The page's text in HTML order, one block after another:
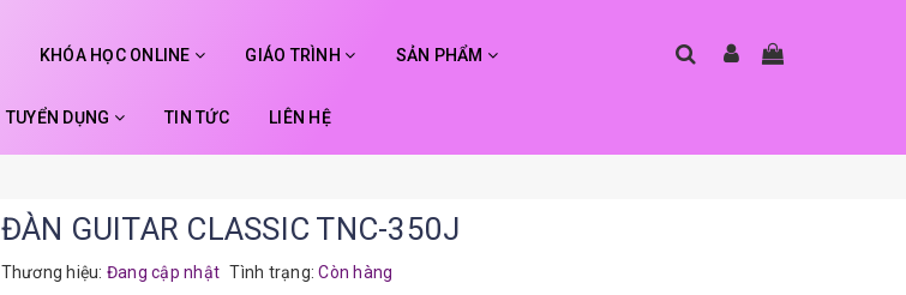
KHÓA HỌC ONLINE GIÁO TRÌNH SẢN PHẨM
TUYỂN DỤNG TIN TỨC LIÊN HỆ
ĐÀN GUITAR CLASSIC TNC-350J
Thương hiệu: Đang cập nhật Tình trạng:Còn hàng